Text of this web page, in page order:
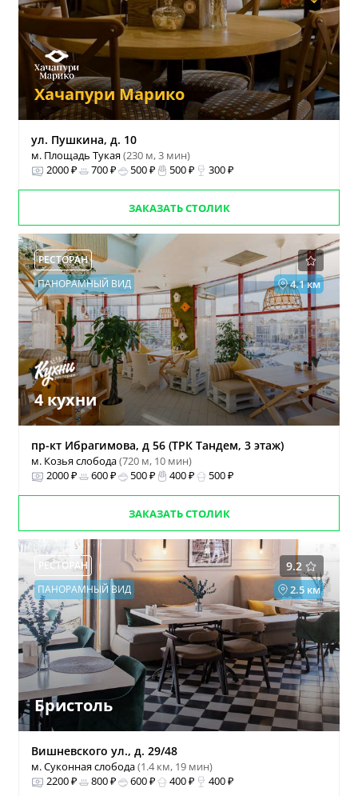
Хачапури Марико
ул. Пушкина, д. 10
м. Площадь Тукая(230 м, 3 мин)
2000 ₽
700 ₽ 500 ₽ 500 ₽ 300 ₽
ЗАКАЗАТЬ СТОЛИК
РЕСТОРАН
4.1 км
ПАНОРАМНЫЙ ВИД
4 кухни
пр-кт Ибрагимова, д 56 (ТРК Тандем, 3 этаж)
м. Козья слобода(720 м, 10 мин)
2000 ₽
600 ₽ 500 ₽ 400 ₽ 500 ₽
ЗАКАЗАТЬ СТОЛИК
9.2
РЕСТОРАН
2.5 км
ПАНОРАМНЫЙ ВИД
Бристоль
Вишневского ул., д. 29/48
м. Суконная слобода(1.4 км, 19 мин)
2200 ₽
800 ₽ 600 ₽ 400 ₽ 400 ₽